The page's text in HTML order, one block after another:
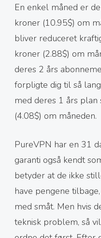
En enkel måned er
kroner (10.95$) om
bliver reduceret
kroner (2.88$) om
deres 2 års
forpligte dig til så
med deres 1 års
(4.08$) om måneden.
PureVPN har en 31
garanti også kendt
betyder at de ikke
have pengene
med småt. Men hvis
teknisk problem, så